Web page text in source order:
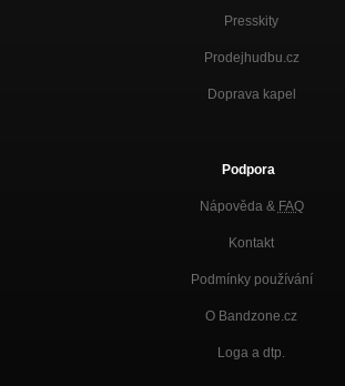
Presskity
Prodejhudbu.cz
Doprava kapel
Podpora
Nápověda & FAQ
Kontakt
Podmínky používání
O Bandzone.cz
Loga a dtp.